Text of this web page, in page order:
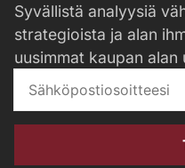
Syvällistä analyysiä
strategioista ja alan
uusimmat kaupan